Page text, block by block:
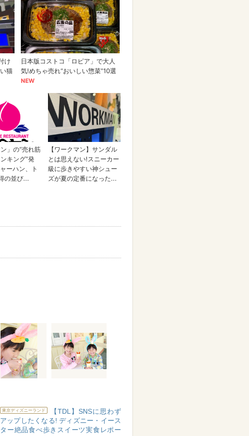
東京ディズニーランド
【TDL】SNSに思わず
アップしたくなる! ディズニー・イース
ター絶品食べ歩きスイーツ実食レポー